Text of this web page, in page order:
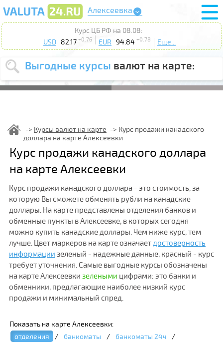
Алексеевка
Курс ЦБ РФ на 08.08:
USD
82.17 +0.76 EUR 94.84 +0.78 Еще...
Выгодные курсы валют на карте:
Выберите
USD EUR
курс до
Выберите
действие :
Поиск
Курсы валют на карте
Курс продажи канадского
доллара на карте Алексеевки
Курс продажи канадского доллара
на карте Алексеевки
Курс продажи канадского доллара - это стоимость, за
которую Вы сможете обменять рубли на канадские
доллары. На карте представлены отделения банков и
обменные пункты в Алексеевке, в которых сегодня
можно купить канадские доллары. Чем ниже курс, тем
лучше. Цвет маркеров на карте означаетдостоверность
информации зеленый - надежные данные, красный - курс
требует уточнения. Самые выгодные курсы обозначены
на карте Алексеевки зелеными цифрами: это банки и
обменники, предлагающие наиболее низкий курс
продажи и минимальный спред.
Показать на карте Алексеевки:
отделения
/ банкоматы / банкоматы 24ч
/